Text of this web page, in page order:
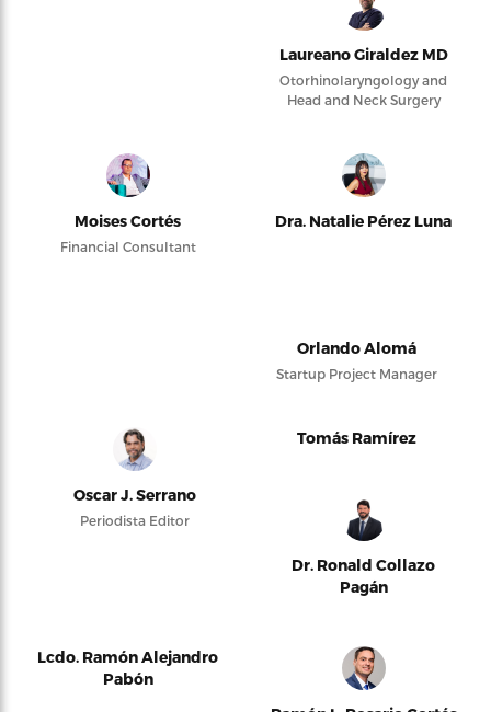
Laureano Giraldez MD
Otorhinolaryngology and
Head and Neck Surgery
Moises Cortés
Financial Consultant
Dra. Natalie Pérez Luna
Orlando Alomá
Startup Project Manager
Oscar J. Serrano
Periodista Editor
Tomás Ramírez
Dr. Ronald Collazo
Pagán
Lcdo. Ramón Alejandro
Pabón